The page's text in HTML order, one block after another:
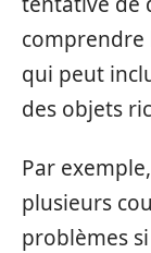
comprendre
qui peut
des objets
Par
plusieurs
problèmes